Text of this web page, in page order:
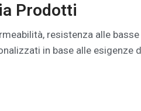
Prodotti
resistenza alle
in base alle esigenze